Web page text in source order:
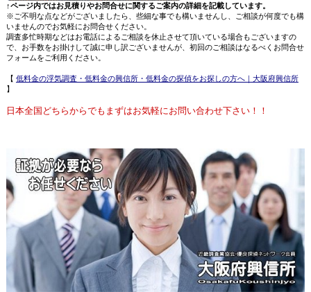
↑ページ内ではお見積りやお問合せに関するご案内の詳細を記載しています。
※ご不明な点などがございましたら、些細な事でも構いませんし、ご相談が何度でも構
いませんのでお気軽にお問合せください。
調査多忙時期などはお電話によるご相談を休止させて頂いている場合もございますの
で、お手数をお掛けして誠に申し訳ございませんが、初回のご相談はなるべくお問合せ
フォームをご利用ください。
【 低料金の浮気調査・低料金の興信所・低料金の探偵をお探しの方へ｜大阪府興信所
】
日本全国どちらからでもまずはお気軽にお問い合わせ下さい！！